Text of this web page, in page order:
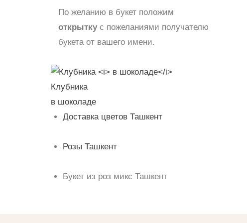
По желанию в букет положим
открытку с пожеланиями получателю
букета от вашего имени.
Клубника
в шоколаде
Доставка цветов Ташкент
Розы Ташкент
Букет из роз микс Ташкент